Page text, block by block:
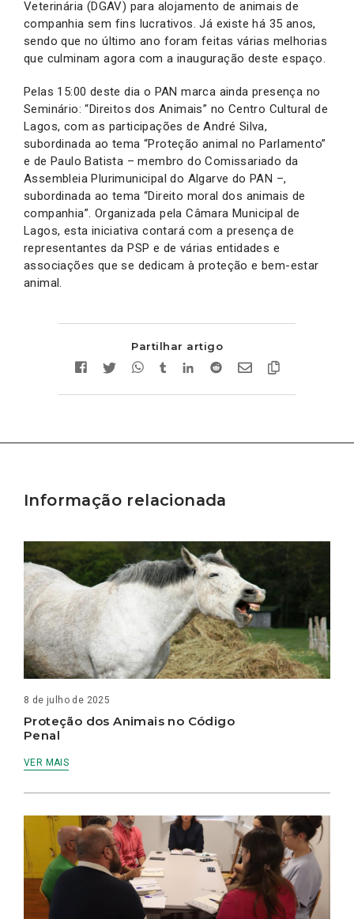
Veterinária (DGAV) para alojamento de animais de
companhia sem fins lucrativos. Já existe há 35 anos,
sendo que no último ano foram feitas várias melhorias
que culminam agora com a inauguração deste espaço.
Pelas 15:00 deste dia o PAN marca ainda presença no
Seminário: “Direitos dos Animais” no Centro Cultural de
Lagos, com as participações de André Silva,
subordinada ao tema “Proteção animal no Parlamento”
e de Paulo Batista – membro do Comissariado da
Assembleia Plurimunicipal do Algarve do PAN –,
subordinada ao tema “Direito moral dos animais de
companhia”. Organizada pela Câmara Municipal de
Lagos, esta iniciativa contará com a presença de
representantes da PSP e de várias entidades e
associações que se dedicam à proteção e bem-estar
animal.
Partilhar artigo
Informação relacionada
8 de julho de 2025
Proteção dos Animais no Código
Penal
VER MAIS